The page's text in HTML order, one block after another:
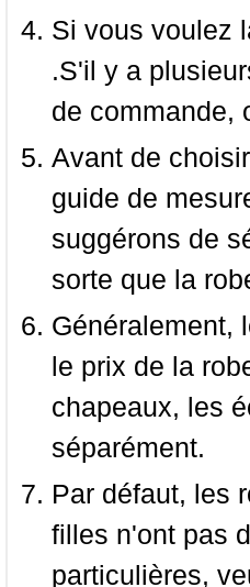
Si vous voulez
.S'il y a
de commande,
Avant de
guide de
suggérons de
sorte que la
Généralement,
le prix de la
chapeaux, les
séparément.
Par défaut, les
filles n'ont pas
particulières,